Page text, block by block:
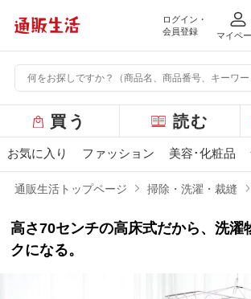
ログイン・
会員登録
マイペ
ー
バ
ュ
ー
買う 読む
お気に入り ファッション 美容･化粧品
通販生活トップページ 掃除・洗濯・裁縫
高さ70センチの高床式だから、洗濯
クになる。